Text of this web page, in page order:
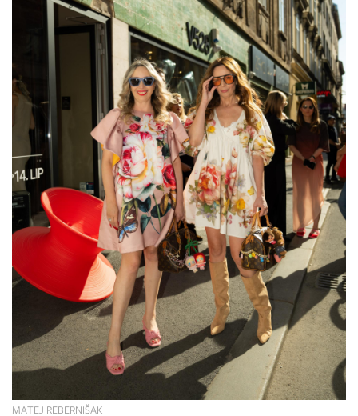
MATEJ REBERNIŠAK